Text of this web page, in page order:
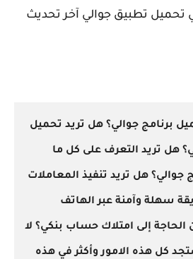
تحميل تطبيق جوالي آخر تحديث
برنامج جوالي؟ هل تريد تحميل
هل تريد التعرف على كل ما
هل تريد تنفيذ المعاملات
سهلة وآمنة عبر الهاتف
الحاجة إلى امتلاك حساب بنكي؟ لا
كل هذه الامور وأكثر في هذه